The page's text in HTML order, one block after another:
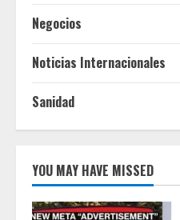
Negocios
Noticias Internacionales
Sanidad
YOU MAY HAVE MISSED